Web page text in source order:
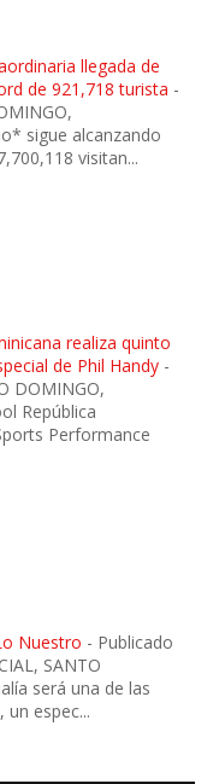
llegada de
de 921,718 turista -
sigue alcanzando
visitan...
realiza quinto
de Phil Handy -
DOMINGO,
República
Performance
Nuestro - Publicado
SANTO
será una de las
espec...